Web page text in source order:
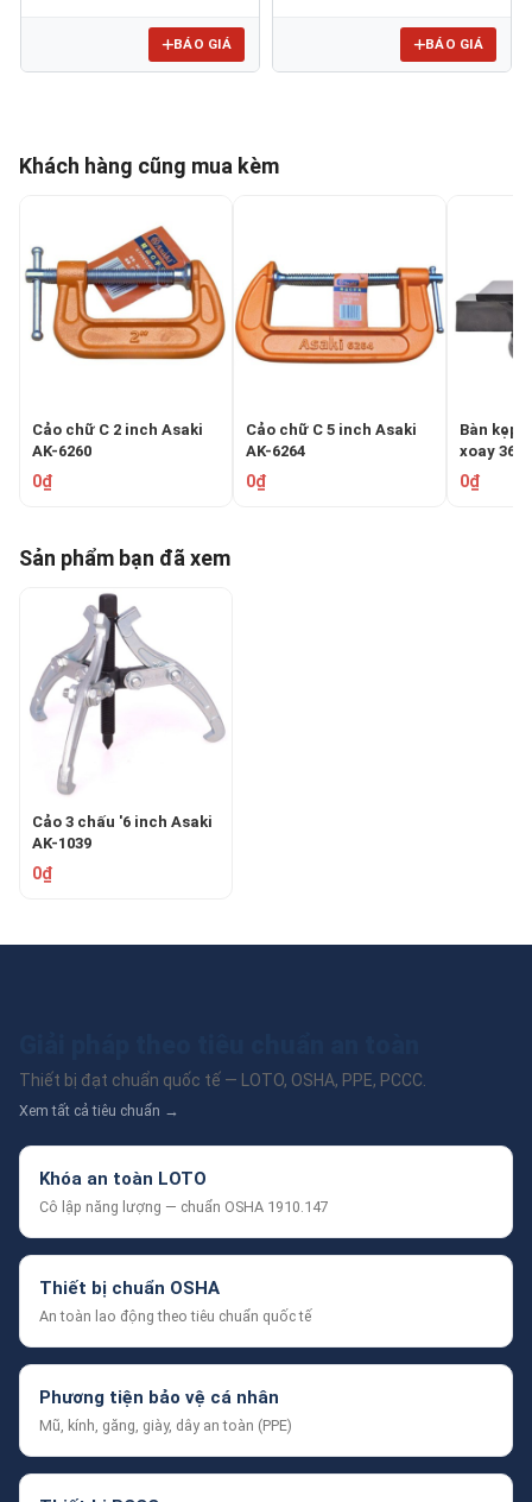
BÁO GIÁ BÁO GIÁ
Khách hàng cũng mua kèm
Cảo chữ C 2 inch Asaki
AK-6260
0₫
Cảo chữ C 5 inch Asaki
AK-6264
0₫
Bàn kẹp
xoay 360
0669
0₫
Sản phẩm bạn đã xem
Cảo 3 chấu '6 inch Asaki
AK-1039
0₫
Thiết bị đạt chuẩn quốc tế — LOTO, OSHA, PPE, PCCC.
Xem tất cả tiêu chuẩn →
Khóa an toàn LOTO
Cô lập năng lượng — chuẩn OSHA 1910.147
Thiết bị chuẩn OSHA
An toàn lao động theo tiêu chuẩn quốc tế
Phương tiện bảo vệ cá nhân
Mũ, kính, găng, giày, dây an toàn (PPE)